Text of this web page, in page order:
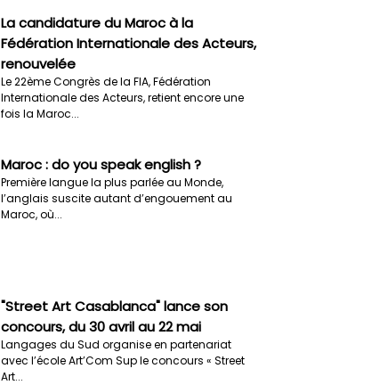
La candidature du Maroc à la
Fédération Internationale des Acteurs,
renouvelée
Le 22ème Congrès de la FIA, Fédération
Internationale des Acteurs, retient encore une
fois la Maroc...
Maroc : do you speak english ?
Première langue la plus parlée au Monde,
l’anglais suscite autant d’engouement au
Maroc, où...
"Street Art Casablanca" lance son
concours, du 30 avril au 22 mai
​Langages du Sud organise en partenariat
avec l’école Art’Com Sup le concours « Street
Art...